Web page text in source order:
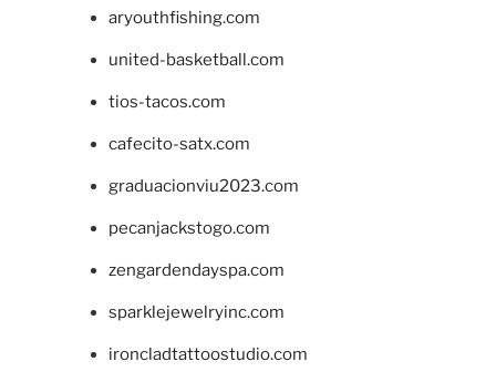
aryouthfishing.com
united-basketball.com
tios-tacos.com
cafecito-satx.com
graduacionviu2023.com
pecanjackstogo.com
zengardendayspa.com
sparklejewelryinc.com
ironcladtattoostudio.com